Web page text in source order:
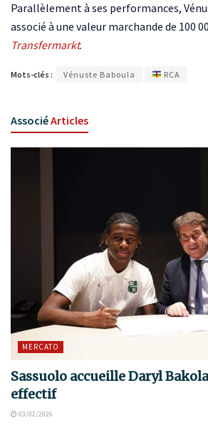
Parallèlement à ses performances,
associé à une valeur marchande de 100
Transfermarkt.
Mots-clés : Vénuste Baboula RCA
AssociéArticles
MERCATO
Sassuolo accueille Daryl
effectif
03/02/2026